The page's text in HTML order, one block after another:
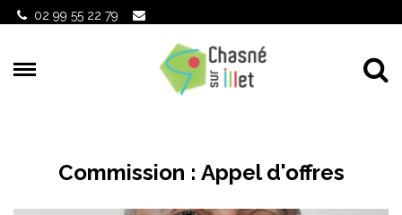
Gestion des traceurs
02 99 55 22 79
Commission : Appel d'offres